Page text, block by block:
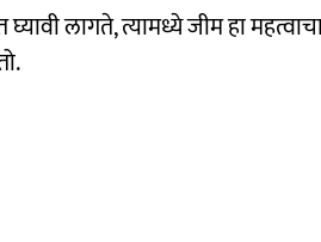
लागते, त्यामध्ये जीम हा